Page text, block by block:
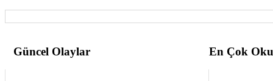
Güncel Olaylar En Çok